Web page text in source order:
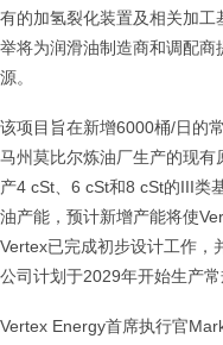
有的加氢裂化装置及相关加
举将为润滑油制造商和调配
源。
该项目旨在新增6000桶/日的
马州莫比尔炼油厂生产的现
产4 cSt、6 cSt和8 cSt的III类
油产能，预计新增产能将使
Vertex已完成初步设计工作，
公司计划于2029年开始生产常
Vertex Energy首席执行官